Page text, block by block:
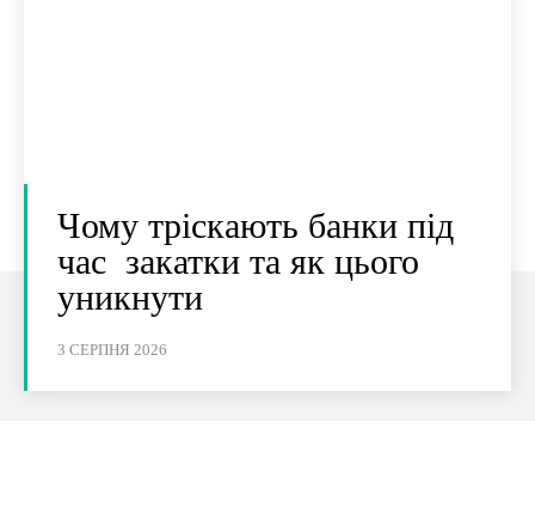
Чому тріскають банки під
час закатки та як цього
уникнути
3 СЕРПНЯ 2026